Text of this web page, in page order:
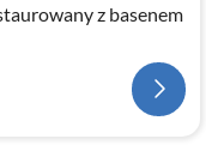
z basenem